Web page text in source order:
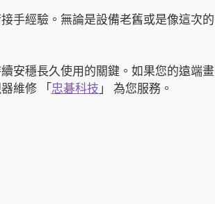
手經驗。無論是設備老舊或是像這次的
安穩長久使用的關鍵。如果您的遠端畫
維修 「忠碁科技 」 為您服務。